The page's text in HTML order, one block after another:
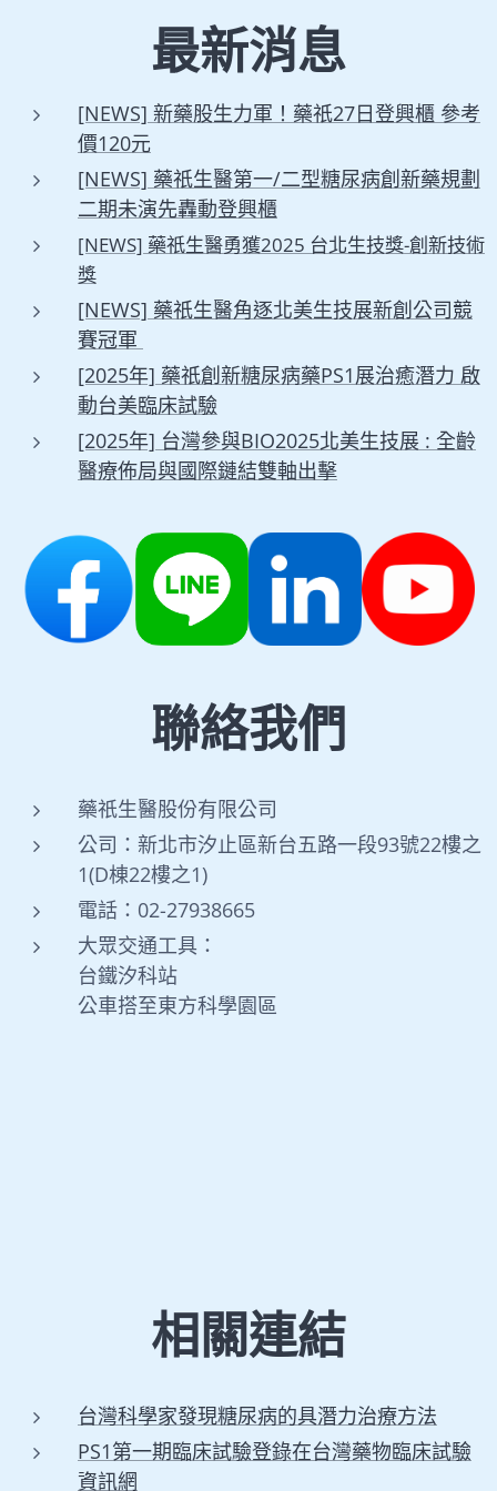
最新消息
[NEWS] 新藥股生力軍！藥祇27日登興櫃 參考
價120元
[NEWS] 藥祇生醫第一/二型糖尿病創新藥規劃
二期未演先轟動登興櫃
[NEWS] 藥祇生醫勇獲2025 台北生技獎-創新技術
獎
[NEWS] 藥祇生醫角逐北美生技展新創公司競
賽冠軍
[2025年] 藥祇創新糖尿病藥PS1展治癒潛力 啟
動台美臨床試驗
[2025年] 台灣參與BIO2025北美生技展 : 全齡
醫療佈局與國際鏈結雙軸出擊
聯絡我們
藥祇生醫股份有限公司
公司：新北市汐止區新台五路一段93號22樓之
1(D棟22樓之1)
電話：02-27938665
大眾交通工具：
台鐵汐科站
公車搭至東方科學園區
相關連結
台灣科學家發現糖尿病的具潛力治療方法
PS1第一期臨床試驗登錄在台灣藥物臨床試驗
資訊網